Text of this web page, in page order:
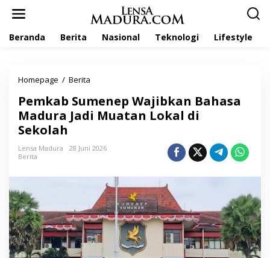
Beranda Berita Nasional Teknologi Lifestyle
Homepage / Berita
m
k
a
S
e
p
W
a
j
Pemkab Sumenep Wajibkan Bahasa
Madura Jadi Muatan Lokal di
Sekolah
Lensa Madura
28 Juni 2026
Berita